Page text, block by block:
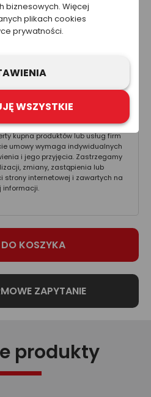
koszt netto
zł
zawarte na stronie nie powinny
jako oferta sprzedaży,
jako zaproszenie lub
kupna produktów lub usług firm
umowy wymaga indywidualnych
i jego przyjęcia. Zastrzegamy
zmiany, zastąpienia lub
strony internetowej i zawartych na
informacji.
produkty
biznesowych. Więcej
plikach cookies
prywatności.
WSZYSTKIE